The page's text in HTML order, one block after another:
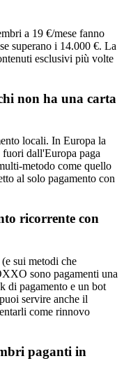
a 19 €/mese fanno
superano i 14.000 €. La
esclusivi più volte
non ha una carta
locali. In Europa la
dall'Europa paga
metodo come quello
al solo pagamento con
ricorrente con
sui metodi che
sono pagamenti una
di pagamento e un bot
servire anche il
come rinnovo
paganti in